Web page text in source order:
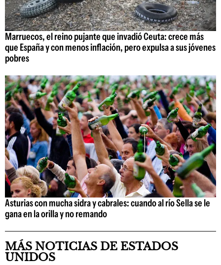
Marruecos, el reino pujante que invadió Ceuta: crece más
que España y con menos inflación, pero expulsa a sus jóvenes
pobres
Asturias con mucha sidra y cabrales: cuando al río Sella se le
gana en la orilla y no remando
MÁS NOTICIAS DE ESTADOS
UNIDOS